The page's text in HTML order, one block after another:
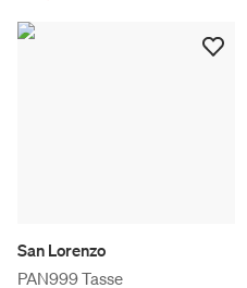
San Lorenzo
PAN999 Tasse